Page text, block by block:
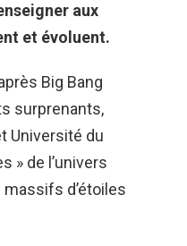
aux
et évoluent.
Big Bang
surprenants,
Université du
» de l’univers
d’étoiles